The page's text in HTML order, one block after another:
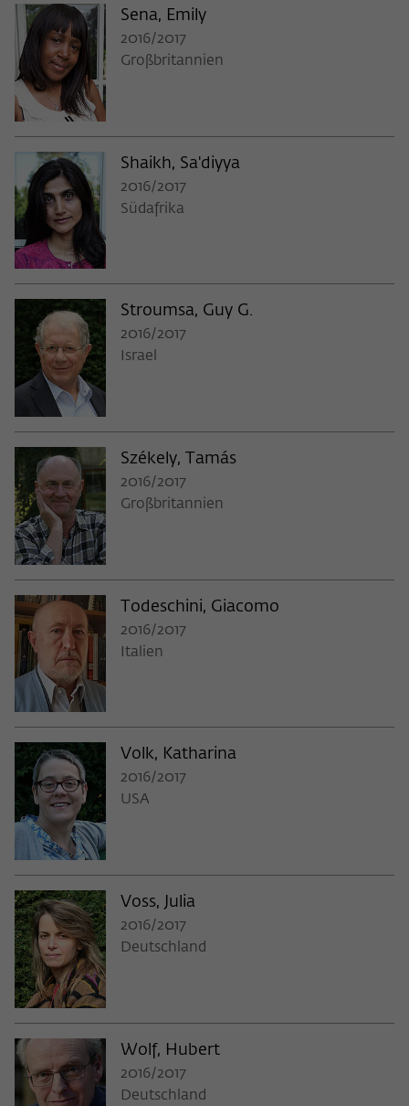
Sena, Emily
2016/2017
Großbritannien
Shaikh, Sa'diyya
2016/2017
Südafrika
Stroumsa, Guy G.
2016/2017
Israel
Székely, Tamás
2016/2017
Großbritannien
Todeschini, Giacomo
2016/2017
Italien
Volk, Katharina
2016/2017
USA
Voss, Julia
2016/2017
Deutschland
Wolf, Hubert
2016/2017
Deutschland